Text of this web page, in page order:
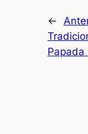
←
Papada